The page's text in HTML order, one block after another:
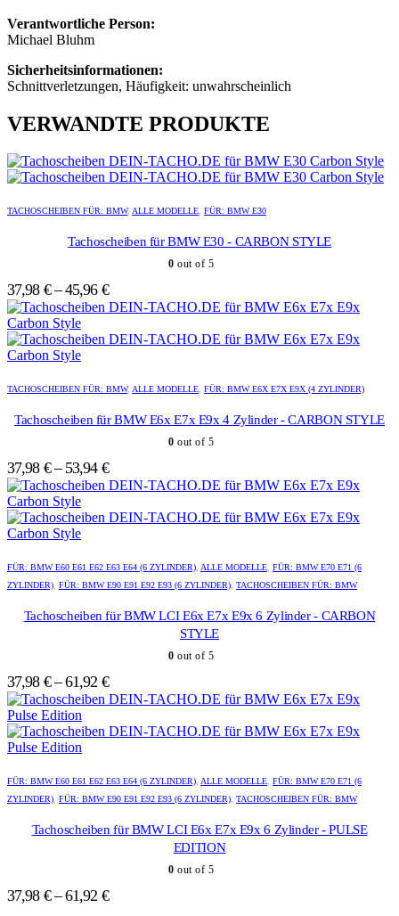
Verantwortliche Person:
Michael Bluhm
Sicherheitsinformationen:
Schnittverletzungen, Häufigkeit: unwahrscheinlich
VERWANDTE PRODUKTE
Produkt
Die
Optionen
können
auf
der
gewählt
Produkt
Die
Optionen
können
auf
der
gewählt
TACHOSCHEIBEN FÜR: BMW, ALLE MODELLE, FÜR: BMW E30
Tachoscheiben für BMW E30 - CARBON STYLE
0 out of 5
37,98 €–45,96 €
Produkt
mehrere
Die
Optionen
können
auf
der
gewählt
werden
Produkt
mehrere
Die
Optionen
können
auf
der
gewählt
werden
TACHOSCHEIBEN FÜR: BMW, ALLE MODELLE, FÜR: BMW E6X E7X E9X (4 ZYLINDER)
Tachoscheiben für BMW E6x E7x E9x 4 Zylinder - CARBON STYLE
0 out of 5
37,98 €–53,94 €
Produkt
weist
Varianten
können
auf
der
Produktseite
gewählt
werden
Produkt
weist
Varianten
können
auf
der
Produktseite
gewählt
werden
FÜR: BMW E60 E61 E62 E63 E64 (6 ZYLINDER), ALLE MODELLE, FÜR: BMW E70 E71 (6
ZYLINDER), FÜR: BMW E90 E91 E92 E93 (6 ZYLINDER), TACHOSCHEIBEN FÜR: BMW
Tachoscheiben für BMW LCI E6x E7x E9x 6 Zylinder - CARBON
STYLE
0 out of 5
37,98 €–61,92 €
Produkt
weist
Varianten
können
auf
Produkt
weist
Varianten
können
auf
FÜR: BMW E60 E61 E62 E63 E64 (6 ZYLINDER), ALLE MODELLE, FÜR: BMW E70 E71 (6
ZYLINDER), FÜR: BMW E90 E91 E92 E93 (6 ZYLINDER), TACHOSCHEIBEN FÜR: BMW
Tachoscheiben für BMW LCI E6x E7x E9x 6 Zylinder - PULSE
EDITION
0 out of 5
37,98 €–61,92 €